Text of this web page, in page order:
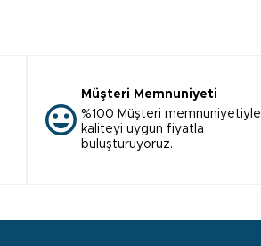
Müşteri Memnuniyeti
%100 Müşteri memnuniyetiyle
kaliteyi uygun fiyatla
buluşturuyoruz.